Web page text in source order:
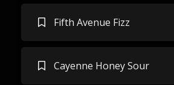
Fifth Avenue Fizz
Cayenne Honey Sour